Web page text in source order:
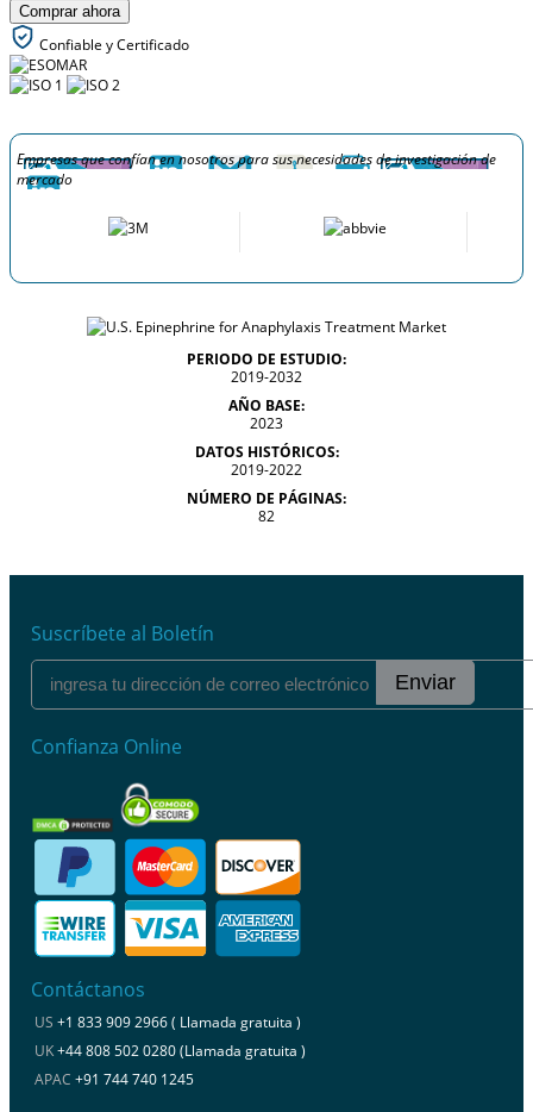
Comprar ahora
Confiable y Certificado
Empresas que confían en nosotros para sus necesidades de investigación de
mercado
PERIODO DE ESTUDIO:
2019-2032
AÑO BASE:
2023
DATOS HISTÓRICOS:
2019-2022
NÚMERO DE PÁGINAS:
82
Suscríbete al Boletín
Enviar
Confianza Online
Contáctanos
US +1 833 909 2966 ( Llamada gratuita )
UK+44 808 502 0280 (Llamada gratuita )
APAC +91 744 740 1245